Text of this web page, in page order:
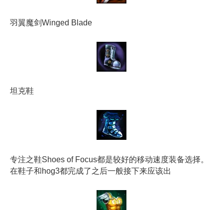
羽翼魔剑Winged Blade
坦克鞋
专注之鞋Shoes of Focus都是较好的移动速度装备选择。
在鞋子和hog3都完成了之后一般接下来应该出